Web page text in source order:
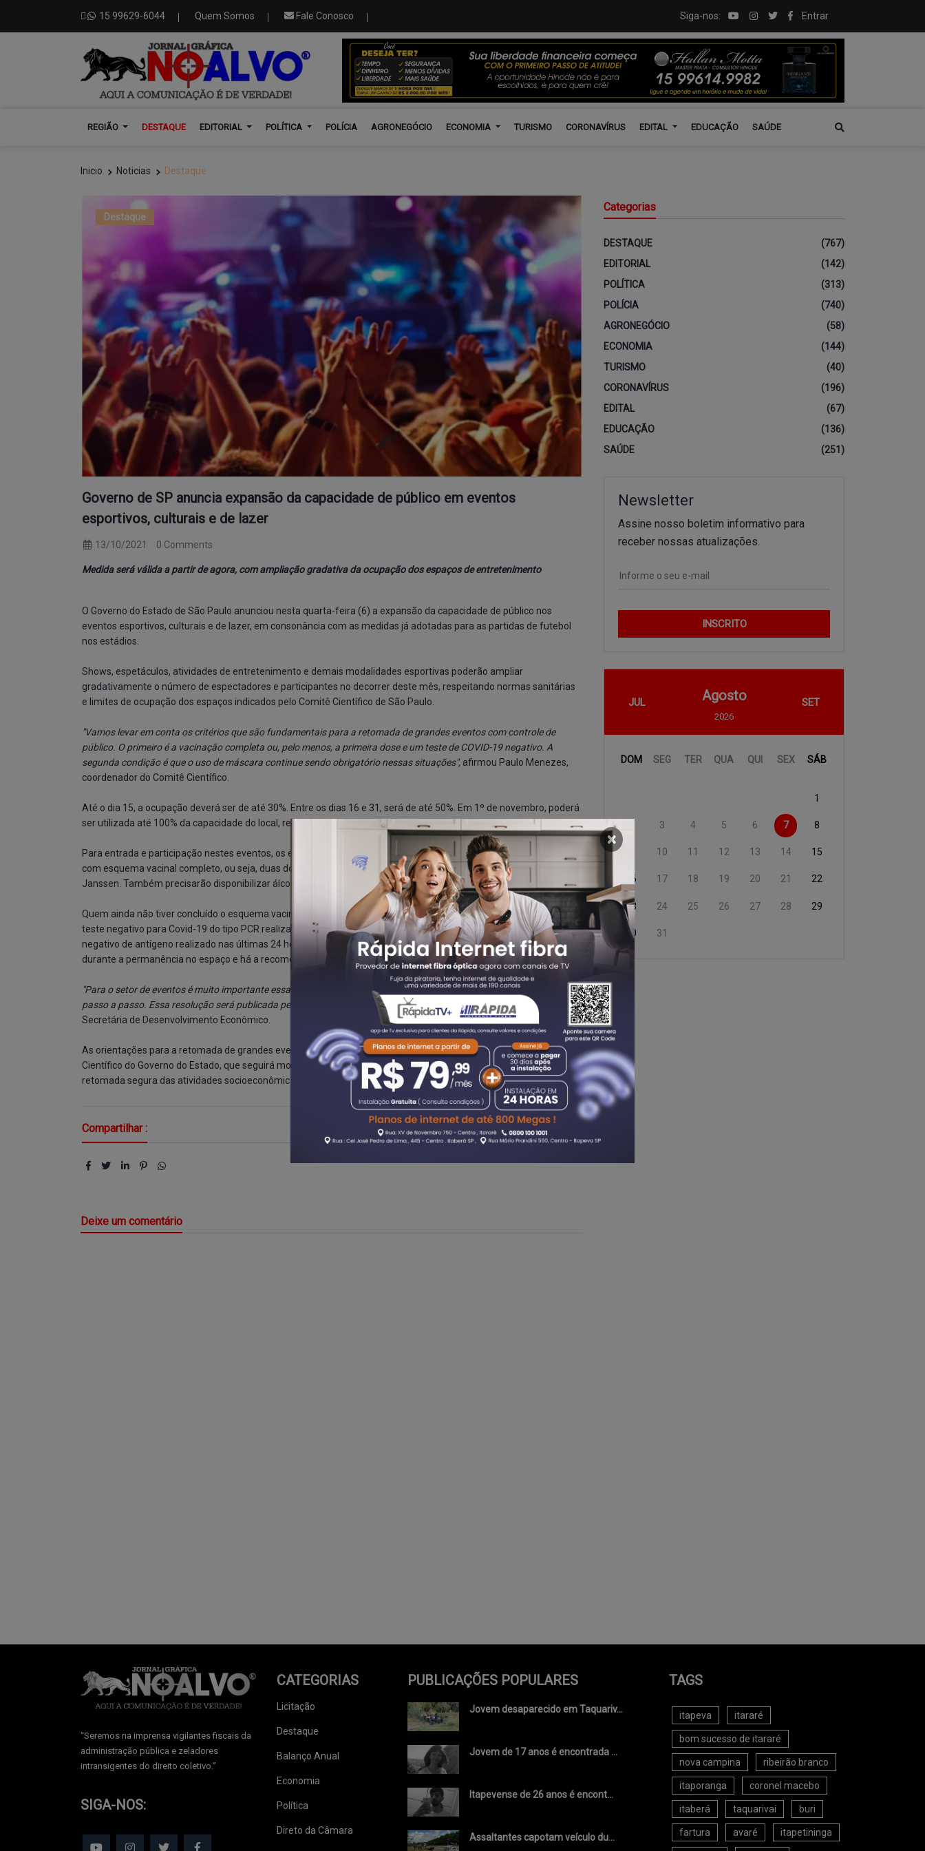
15 99629-6044 Quem Somos Fale Conosco Siga-nos: Entrar
REGIÃO DESTAQUE EDITORIAL POLÍTICA POLÍCIA AGRONEGÓCIO ECONOMIA TURISMO CORONAVÍRUS EDITAL EDUCAÇÃO SAÚDE
Inicio Noticias Destaque
Destaque
Governo de SP anuncia expansão da capacidade de público em eventos
esportivos, culturais e de lazer
13/10/2021 0 Comments
Medida será válida a partir de agora, com ampliação gradativa da ocupação dos espaços de entretenimento
O Governo do Estado de São Paulo anunciou nesta quarta-feira (6) a expansão da capacidade de público nos
eventos esportivos, culturais e de lazer, em consonância com as medidas já adotadas para as partidas de futebol
nos estádios.
Shows, espetáculos, atividades de entretenimento e demais modalidades esportivas poderão ampliar
gradativamente o número de espectadores e participantes no decorrer deste mês, respeitando normas sanitárias
e limites de ocupação dos espaços indicados pelo Comitê Científico de São Paulo.
"Vamos levar em conta os critérios que são fundamentais para a retomada de grandes eventos com controle de
público. O primeiro é a vacinação completa ou, pelo menos, a primeira dose e um teste de COVID-19 negativo. A
segunda condição é que o uso de máscara continue sendo obrigatório nessas situações", afirmou Paulo Menezes,
coordenador do Comitê Científico.
Até o dia 15, a ocupação deverá ser de até 30%. Entre os dias 16 e 31, será de até 50%. Em 1º de novembro, poderá
ser utilizada até 100% da capacidade do local, respeitando as regras sanitárias.
Para entrada e participação nestes eventos, os estabelecimentos e organizadores deverão exigir um comprovante
com esquema vacinal completo, ou seja, duas doses da vacina Coronavac, Astrazeneca e Pfizer ou dose única da
Janssen. Também precisarão disponibilizar álcool em gel 70% em locais de fácil acesso ao público.
Quem ainda não tiver concluído o esquema vacinal, deverá apresentar um comprovante com a primeira dose e um
teste negativo para Covid-19 do tipo PCR realizado em até 48 horas antes do ingresso no evento, ou um teste
negativo de antígeno realizado nas últimas 24 horas. Também será preciso utilizar máscara de proteção facial
durante a permanência no espaço e há a recomendação de distanciamento entre as pessoas.
"Para o setor de eventos é muito importante essa retomada, era uma expectativa que já se tinha de como seria o
passo a passo. Essa resolução será publicada pela Saúde em Diário Oficial amanhã",
destacou Patrícia Ellen,
Secretária de Desenvolvimento Econômico.
As orientações para a retomada de grandes eventos com controle de público partiram das análises do Comitê
Científico do Governo do Estado, que seguirá monitorando e apoiando a gestão para o combate à pandemia e a
retomada segura das atividades socioeconômicas.
Compartilhar :
Deixe um comentário
Categorias
DESTAQUE
(767)
EDITORIAL
(142)
POLÍTICA
(313)
POLÍCIA
(740)
AGRONEGÓCIO
(58)
ECONOMIA
(144)
TURISMO
(40)
CORONAVÍRUS
(196)
EDITAL
(67)
EDUCAÇÃO
(136)
SAÚDE
(251)
Newsletter
Assine nosso boletim informativo para
receber nossas atualizações.
INSCRITO
JUL Agosto
2026
SET
DOM SEG TER QUA QUI SEX SÁB
1
3 4 5 6 7 8
10 11 12 13 14 15
16 17 18 19 20 21 22
23 24 25 26 27 28 29
30 31
‘‘Seremos na imprensa vigilantes fiscais da
administração pública e zeladores
intransigentes do direito coletivo.’’
SIGA-NOS:
CATEGORIAS
Licitação
Destaque
Balanço Anual
Economia
Política
Direto da Câmara
PUBLICAÇÕES POPULARES
Jovem desaparecido em Taquariv...
Jovem de 17 anos é encontrada ...
Itapevense de 26 anos é encont...
Assaltantes capotam veículo du...
TAGS
itapeva itararé
bom sucesso de itararé
nova campina ribeirão branco
itaporanga coronel macebo
itaberá taquarivaí buri
fartura avaré itapetininga
×